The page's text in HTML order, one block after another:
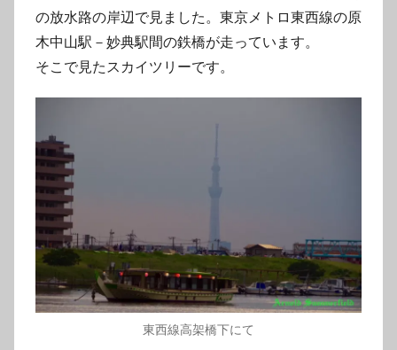
の放水路の岸辺で見ました。東京メトロ東西線の原
木中山駅－妙典駅間の鉄橋が走っています。
そこで見たスカイツリーです。
東西線高架橋下にて